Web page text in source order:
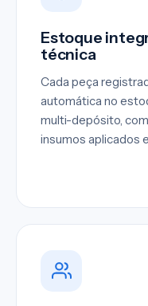
Estoque
técnica
Cada peça
automática no
multi-depósito,
insumos aplicados